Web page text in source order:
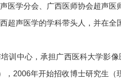
医学分会、广西医师协会超声
超声医学的学科带头人，并在全
训中心，承担广西医科大学影
，2006年开始招收博士研究生